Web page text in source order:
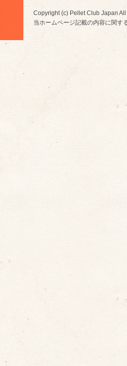
Copyright (c) Pellet Club Japan
当ホームページ記載の内容に関す